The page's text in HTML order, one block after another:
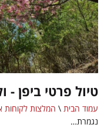
טיול פרטי ביפן
עמוד הבית \ המלצות לקוחות
נגמרת…